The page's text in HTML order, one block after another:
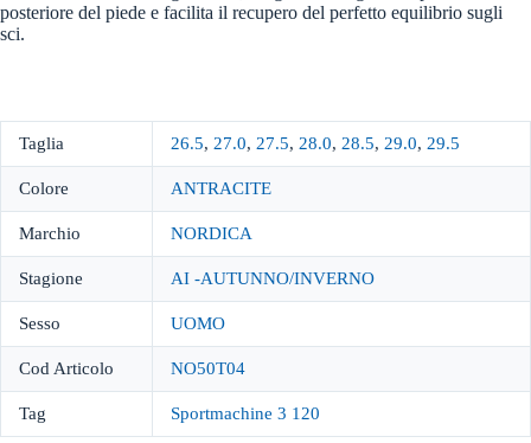
posteriore del piede e facilita il recupero del perfetto equilibrio sugli
sci.
Taglia 26.5, 27.0, 27.5, 28.0, 28.5, 29.0, 29.5
Colore ANTRACITE
Marchio NORDICA
Stagione AI -AUTUNNO/INVERNO
Sesso UOMO
Cod Articolo NO50T04
Tag Sportmachine 3 120